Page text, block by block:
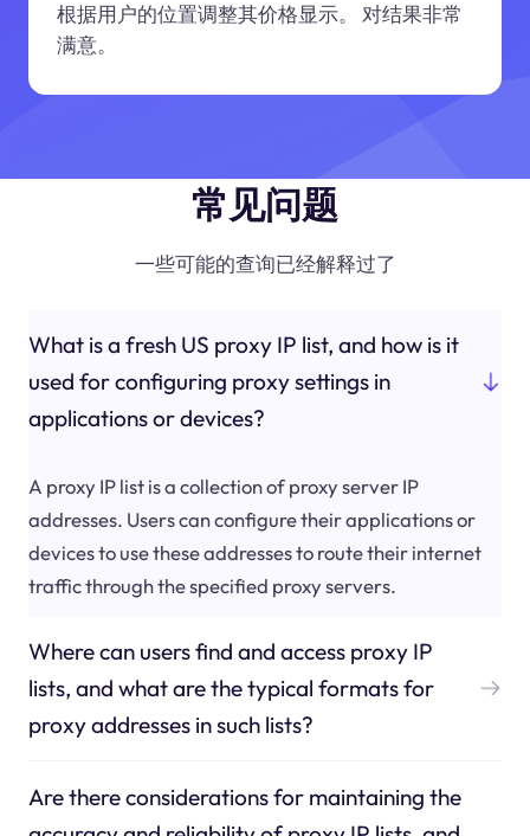
根据用户的位置调整其价格显示。 对结果非常
满意。
常见问题
一些可能的查询已经解释过了
What is a fresh US proxy IP list, and how is it
used for configuring proxy settings in
applications or devices?
A proxy IP list is a collection of proxy server IP
addresses. Users can configure their applications or
devices to use these addresses to route their internet
traffic through the specified proxy servers.
Where can users find and access proxy IP
lists, and what are the typical formats for
proxy addresses in such lists?
Are there considerations for maintaining the